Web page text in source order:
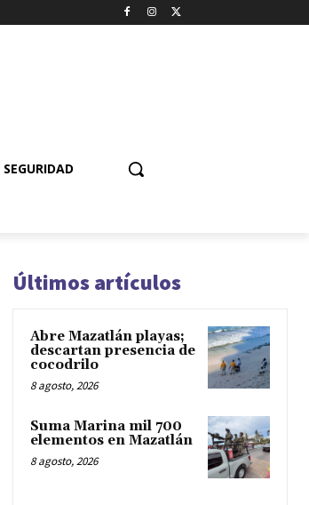
SEGURIDAD
Últimos artículos
Abre Mazatlán playas;
descartan presencia de
cocodrilo
8 agosto, 2026
Suma Marina mil 700
elementos en Mazatlán
8 agosto, 2026